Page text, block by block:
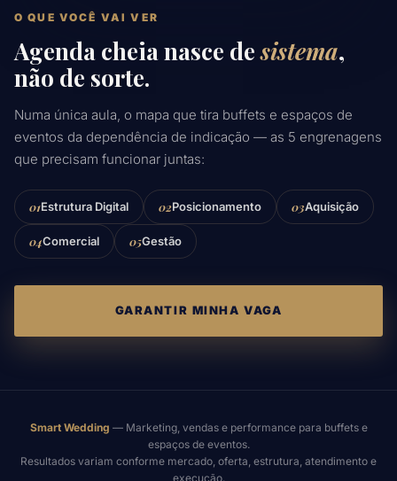
O QUE VOCÊ VAI VER
Agenda cheia nasce desistema,
não de sorte.
Numa única aula, o mapa que tira buffets e espaços de
eventos da dependência de indicação — as 5 engrenagens
que precisam funcionar juntas:
01Estrutura Digital 02Posicionamento 03Aquisição
04Comercial 05Gestão
GARANTIR MINHA VAGA
Smart Wedding — Marketing, vendas e performance para buffets e
espaços de eventos.
Resultados variam conforme mercado, oferta, estrutura, atendimento e
execução.